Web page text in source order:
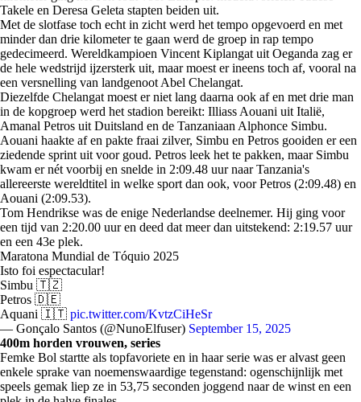
Takele en Deresa Geleta stapten beiden uit.
Met de slotfase toch echt in zicht werd het tempo opgevoerd en met
minder dan drie kilometer te gaan werd de groep in rap tempo
gedecimeerd. Wereldkampioen Vincent Kiplangat uit Oeganda zag er
de hele wedstrijd ijzersterk uit, maar moest er ineens toch af, vooral na
een versnelling van landgenoot Abel Chelangat.
Diezelfde Chelangat moest er niet lang daarna ook af en met drie man
in de kopgroep werd het stadion bereikt: Illiass Aouani uit Italië,
Amanal Petros uit Duitsland en de Tanzaniaan Alphonce Simbu.
Aouani haakte af en pakte fraai zilver, Simbu en Petros gooiden er een
ziedende sprint uit voor goud. Petros leek het te pakken, maar Simbu
kwam er nét voorbij en snelde in 2:09.48 uur naar Tanzania's
allereerste wereldtitel in welke sport dan ook, voor Petros (2:09.48) en
Aouani (2:09.53).
Tom Hendrikse was de enige Nederlandse deelnemer. Hij ging voor
een tijd van 2:20.00 uur en deed dat meer dan uitstekend: 2:19.57 uur
en een 43e plek.
Maratona Mundial de Tóquio 2025
Isto foi espectacular!
Simbu 🇹🇿
Petros 🇩🇪
Aquani 🇮🇹 pic.twitter.com/KvtzCiHeSr
— Gonçalo Santos (@NunoElfuser) September 15, 2025
400m horden vrouwen, series
Femke Bol startte als topfavoriete en in haar serie was er alvast geen
enkele sprake van noemenswaardige tegenstand: ogenschijnlijk met
speels gemak liep ze in 53,75 seconden joggend naar de winst en een